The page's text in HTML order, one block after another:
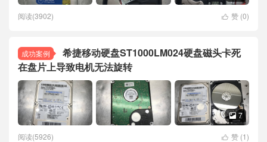
 赞 (0)
阅读(3902)
成功案例
希捷移动硬盘ST1000LM024硬盘磁头卡死
在盘片上导致电机无法旋转
 7
 赞 (1)
阅读(5926)